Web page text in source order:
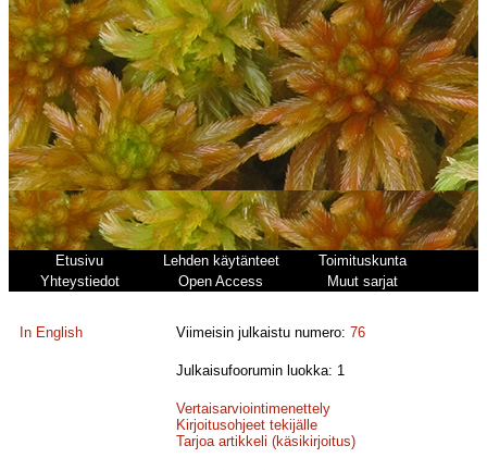
Etusivu Lehden käytänteet
Toimituskunta
Yhteystiedot
Open Access Muut sarjat
In English Viimeisin julkaistu numero:76
Julkaisufoorumin luokka: 1
Vertaisarviointimenettely
Kirjoitusohjeet tekijälle
Tarjoa artikkeli (käsikirjoitus)